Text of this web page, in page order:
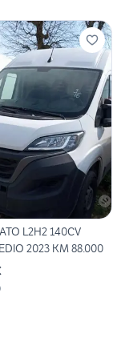
L2H2 140CV
2023 KM 88.000